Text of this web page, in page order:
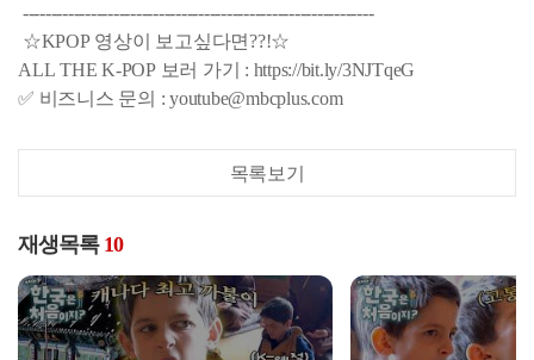
--------------------------------------------------------------
☆KPOP 영상이 보고싶다면??!☆
ALL THE K-POP 보러 가기 : https://bit.ly/3NJTqeG
✅ 비즈니스 문의 : youtube@mbcplus.com
목록보기
재생목록 10